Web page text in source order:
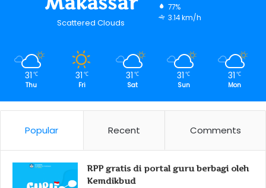
Scattered Clouds
77%
3.14 km/h
31 ℃
Thu
31 ℃
Fri
31 ℃
Sat
31 ℃
Sun
31 ℃
Mon
Popular Recent Comments
RPP gratis di portal guru berbagi oleh
Kemdikbud